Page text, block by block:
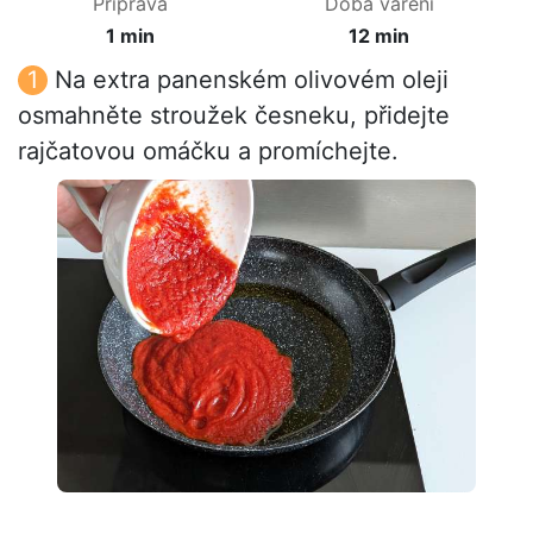
1 min
12 min
Na extra panenském olivovém oleji
osmahněte stroužek česneku, přidejte
rajčatovou omáčku a promíchejte.